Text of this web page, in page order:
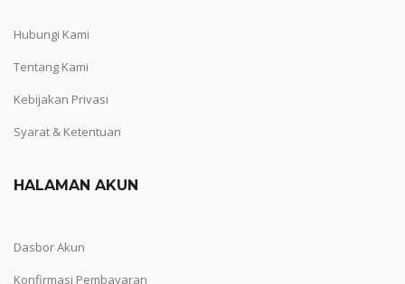
Hubungi Kami
Tentang Kami
Kebijakan Privasi
Syarat & Ketentuan
HALAMAN AKUN
Dasbor Akun
Konfirmasi Pembayaran